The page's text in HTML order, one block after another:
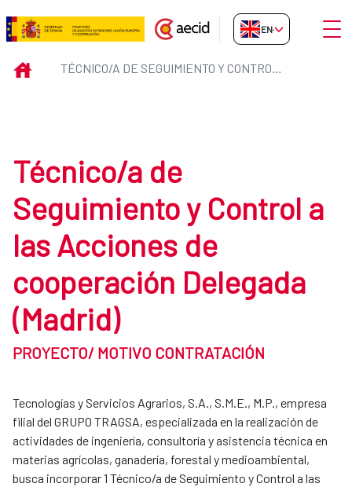
Skip to Main Content
Técnico/a de Seguimiento y
EN-GB
INICIO TÉCNICO/A DE SEGUIMIENTO Y CONTROL A LAS ACCIONES DE COOPERACIÓN DELEGADA (MADRID) TRAGSATEC
Técnico/a de
Seguimiento y Control a
las Acciones de
cooperación Delegada
(Madrid)
PROYECTO/ MOTIVO CONTRATACIÓN
Tecnologías y Servicios Agrarios, S.A., S.M.E., M.P., empresa
filial del GRUPO TRAGSA, especializada en la realización de
actividades de ingeniería, consultoría y asistencia técnica en
materias agrícolas, ganadería, forestal y medioambiental,
busca incorporar 1 Técnico/a de Seguimiento y Control a las